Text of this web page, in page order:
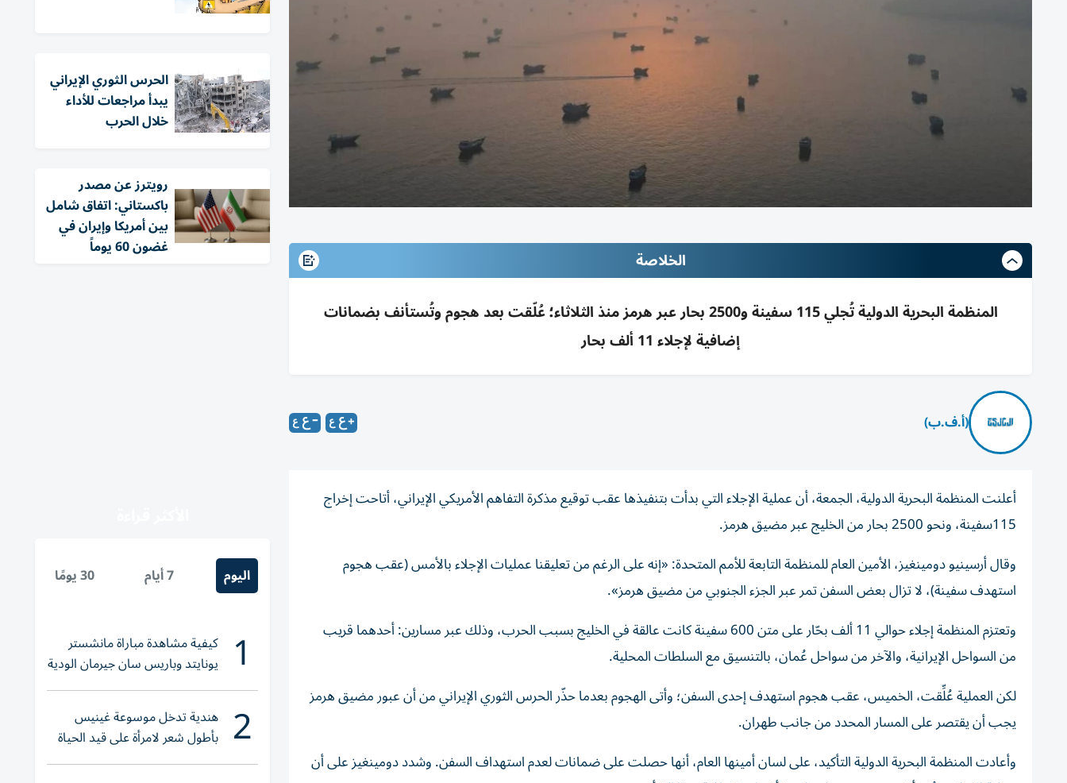
الخلاصة
المنظمة البحرية الدولية تُجلي 115 سفينة و2500 بحار عبر هرمز منذ الثلاثاء؛ عُلّقت بعد هجوم وتُستأنف بضمانات
إضافية لإجلاء 11 ألف بحار
(أ.ف.ب)
أعلنت المنظمة البحرية الدولية، الجمعة، أن عملية الإجلاء التي بدأت بتنفيذها عقب توقيع مذكرة التفاهم الأمريكي الإيراني، أتاحت إخراج
115سفينة، ونحو 2500 بحار من الخليج عبر مضيق هرمز.
وقال أرسينيو دومينغيز، الأمين العام للمنظمة التابعة للأمم المتحدة: «إنه على الرغم من تعليقنا عمليات الإجلاء بالأمس (عقب هجوم
استهدف سفينة)، لا تزال بعض السفن تمر عبر الجزء الجنوبي من مضيق هرمز».
وتعتزم المنظمة إجلاء حوالي 11 ألف بحّار على متن 600 سفينة كانت عالقة في الخليج بسبب الحرب، وذلك عبر مسارين: أحدهما قريب
من السواحل الإيرانية، والآخر من سواحل عُمان، بالتنسيق مع السلطات المحلية.
لكن العملية عُلِّقت، الخميس، عقب هجوم استهدف إحدى السفن؛ وأتى الهجوم بعدما حذّر الحرس الثوري الإيراني من أن عبور مضيق هرمز
يجب أن يقتصر على المسار المحدد من جانب طهران.
وأعادت المنظمة البحرية الدولية التأكيد، على لسان أمينها العام، أنها حصلت على ضمانات لعدم استهداف السفن. وشدد دومينغيز على أن
الحرس الثوري الإيراني
يبدأ مراجعات للأداء
خلال الحرب
‏رويترز عن مصدر
باكستاني: اتفاق شامل
بين أمريكا وإيران في
غضون 60 يوماً
اليوم 7 أيام 30 يومًا
1 كيفية مشاهدة مباراة مانشستر
يونايتد وباريس سان جيرمان الودية
والقنوات الناقلة
2 هندية تدخل موسوعة غينيس
بأطول شعر لامرأة على قيد الحياة